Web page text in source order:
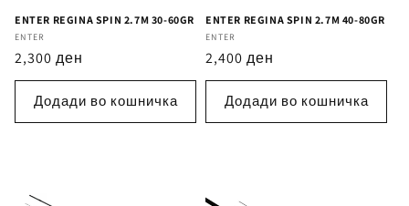
ENTER REGINA SPIN 2.7M 30-60GR
Бренд
ENTER
Регуларна
цена
2,300 ден
Додади во кошничка
ENTER REGINA SPIN 2.7M 40-80GR
Бренд
ENTER
Регуларна
цена
2,400 ден
Додади во кошничка